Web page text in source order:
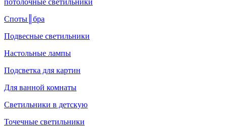
Споты║бра
Подвесные светильники
Настольные лампы
Подсветка для картин
Для ванной комнаты
Светильники в детскую
Точечные светильники